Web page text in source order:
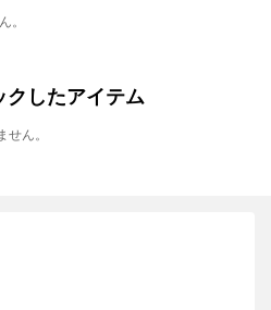
。
クしたアイテム
ん。